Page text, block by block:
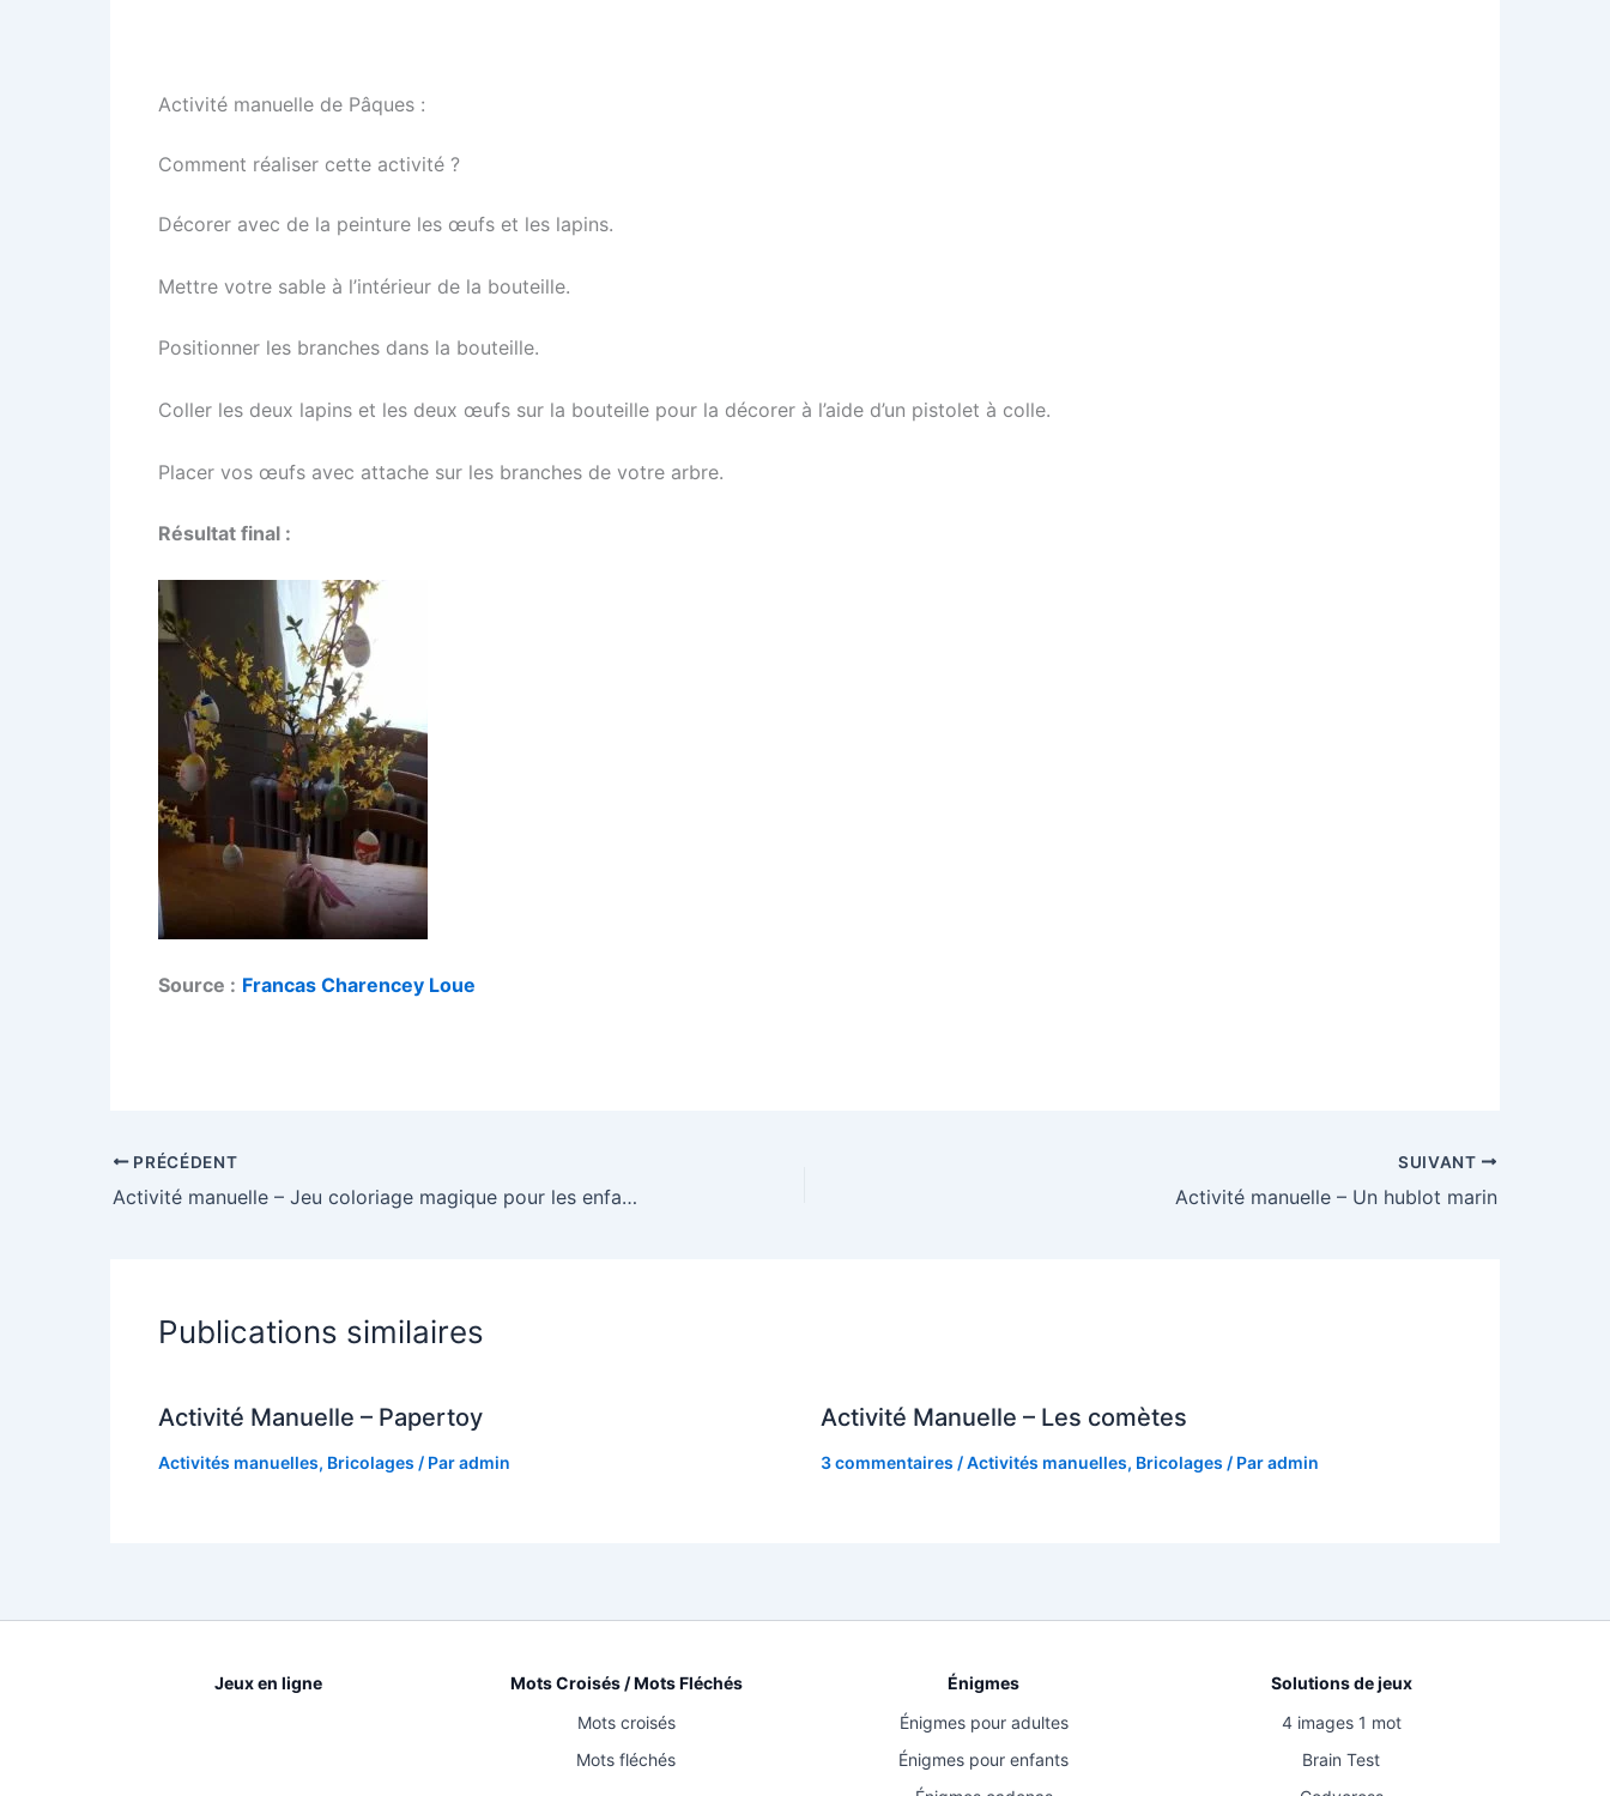
Activité manuelle de Pâques :
Comment réaliser cette activité ?
Décorer avec de la peinture les œufs et les lapins.
Mettre votre sable à l’intérieur de la bouteille.
Positionner les branches dans la bouteille.
Coller les deux lapins et les deux œufs sur la bouteille pour la décorer à l’aide d’un pistolet à colle.
Placer vos œufs avec attache sur les branches de votre arbre.
Résultat final :
Source : Francas Charencey Loue
PRÉCÉDENT
Activité manuelle – Jeu coloriage magique pour les enfants
SUIVANT
Activité manuelle – Un hublot marin
Publications similaires
Activité Manuelle – Papertoy
Activités manuelles, Bricolages / Paradmin
Activité Manuelle – Les comètes
3 commentaires /Activités manuelles, Bricolages / Paradmin
Jeux en ligne
Mots Croisés / Mots Fléchés
Mots croisés
Mots fléchés
Énigmes
Énigmes pour adultes
Énigmes pour enfants
Solutions de jeux
4 images 1 mot
Brain Test